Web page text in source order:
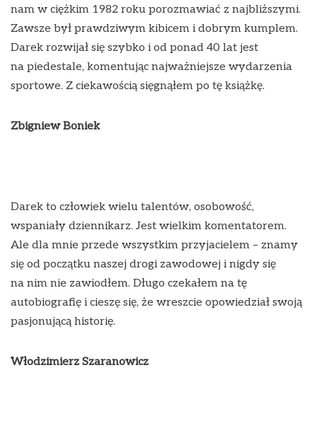
nam w ciężkim 1982 roku porozmawiać z najbliższymi.
Zawsze był prawdziwym kibicem i dobrym kumplem.
Darek rozwijał się szybko i od ponad 40 lat jest
na piedestale, komentując najważniejsze wydarzenia
sportowe. Z ciekawością sięgnąłem po tę książkę.
Zbigniew Boniek
Darek to człowiek wielu talentów, osobowość,
wspaniały dziennikarz. Jest wielkim komentatorem.
Ale dla mnie przede wszystkim przyjacielem – znamy
się od początku naszej drogi zawodowej i nigdy się
na nim nie zawiodłem. Długo czekałem na tę
autobiografię i cieszę się, że wreszcie opowiedział swoją
pasjonującą historię.
Włodzimierz Szaranowicz